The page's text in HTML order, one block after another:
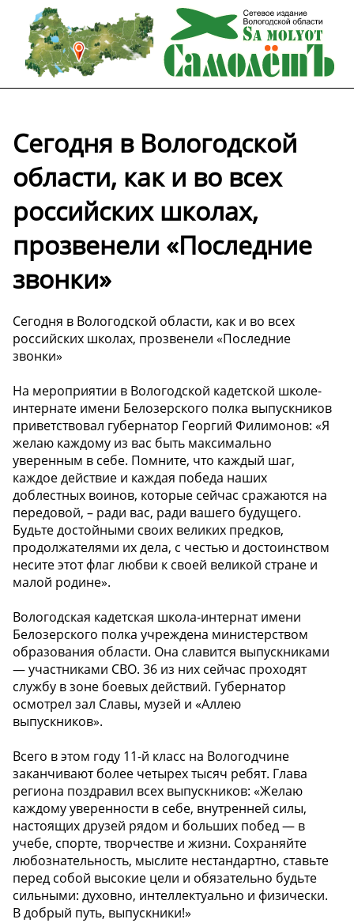
Сегодня в Вологодской
области, как и во всех
российских школах,
прозвенели «Последние
звонки»
Сегодня в Вологодской области, как и во всех
российских школах, прозвенели «Последние
звонки»
На мероприятии в Вологодской кадетской школе-
интернате имени Белозерского полка выпускников
приветствовал губернатор Георгий Филимонов: «Я
желаю каждому из вас быть максимально
уверенным в себе. Помните, что каждый шаг,
каждое действие и каждая победа наших
доблестных воинов, которые сейчас сражаются на
передовой, – ради вас, ради вашего будущего.
Будьте достойными своих великих предков,
продолжателями их дела, с честью и достоинством
несите этот флаг любви к своей великой стране и
малой родине».
Вологодская кадетская школа-интернат имени
Белозерского полка учреждена министерством
образования области. Она славится выпускниками
— участниками СВО. 36 из них сейчас проходят
службу в зоне боевых действий. Губернатор
осмотрел зал Славы, музей и «Аллею
выпускников».
Всего в этом году 11-й класс на Вологодчине
заканчивают более четырех тысяч ребят. Глава
региона поздравил всех выпускников: «Желаю
каждому уверенности в себе, внутренней силы,
настоящих друзей рядом и больших побед — в
учебе, спорте, творчестве и жизни. Сохраняйте
любознательность, мыслите нестандартно, ставьте
перед собой высокие цели и обязательно будьте
сильными: духовно, интеллектуально и физически.
В добрый путь, выпускники!»